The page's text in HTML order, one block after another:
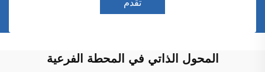
تقدم
المحول الذاتي في المحطة الفرعية